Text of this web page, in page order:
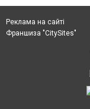
Реклама на сайті
Франшиза "CitySites"